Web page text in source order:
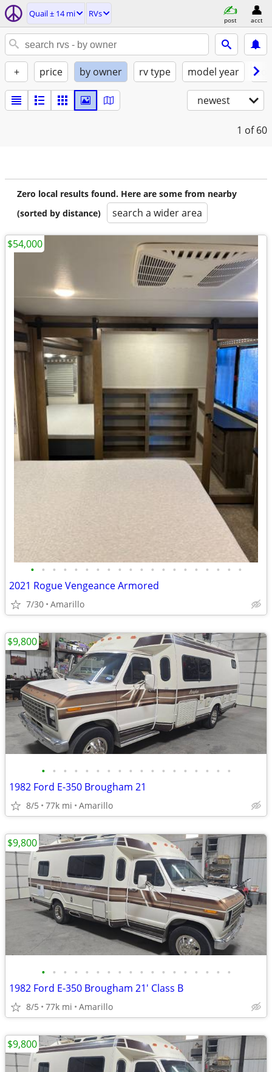
Quail ± 14 mi RVs
post acct
+ price by owner rv type model year
newest
1 of 60
Zero local results found. Here are some from nearby
(sorted by distance)
search a wider area
• • • • • • • • • • • • • • • • • • • •
2021 Rogue Vengeance Armored
7/30 Amarillo
$54,000
• • • • • • • • • • • • • • • • • •
1982 Ford E-350 Brougham 21
8/5 77k mi Amarillo
$9,800
• • • • • • • • • • • • • • • • • •
1982 Ford E-350 Brougham 21' Class B
8/5 77k mi Amarillo
$9,800
$9,800